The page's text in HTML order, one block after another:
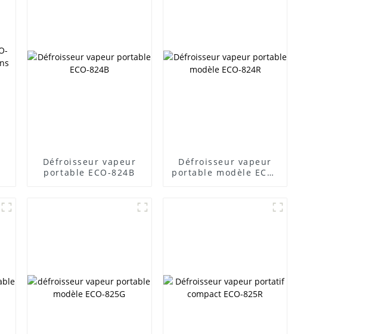
Défroisseur vapeur
portable ECO-824B
Défroisseur vapeur
portable modèle ECO-